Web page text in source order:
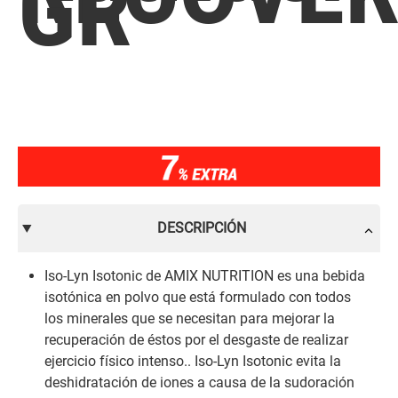
DESCRIPCIÓN
Iso-Lyn Isotonic de AMIX NUTRITION es una bebida
isotónica en polvo que está formulado con todos
los minerales que se necesitan para mejorar la
recuperación de éstos por el desgaste de realizar
ejercicio físico intenso.. Iso-Lyn Isotonic evita la
deshidratación de iones a causa de la sudoración